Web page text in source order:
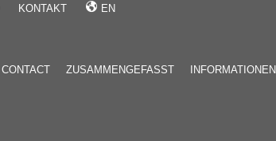
KONTAKT EN
CONTACT ZUSAMMENGEFASST INFORMATIONEN